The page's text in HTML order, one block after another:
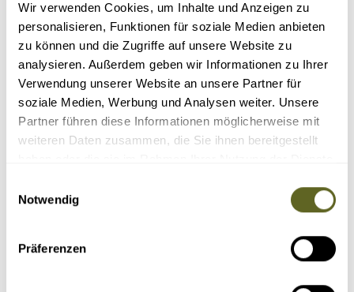
Wir verwenden Cookies, um Inhalte und Anzeigen zu
personalisieren, Funktionen für soziale Medien anbieten
zu können und die Zugriffe auf unsere Website zu
analysieren. Außerdem geben wir Informationen zu Ihrer
Verwendung unserer Website an unsere Partner für
soziale Medien, Werbung und Analysen weiter. Unsere
Partner führen diese Informationen möglicherweise mit
weiteren Daten zusammen, die Sie ihnen bereitgestellt
Notwendig
Präferenzen
KONTAKTDATEN